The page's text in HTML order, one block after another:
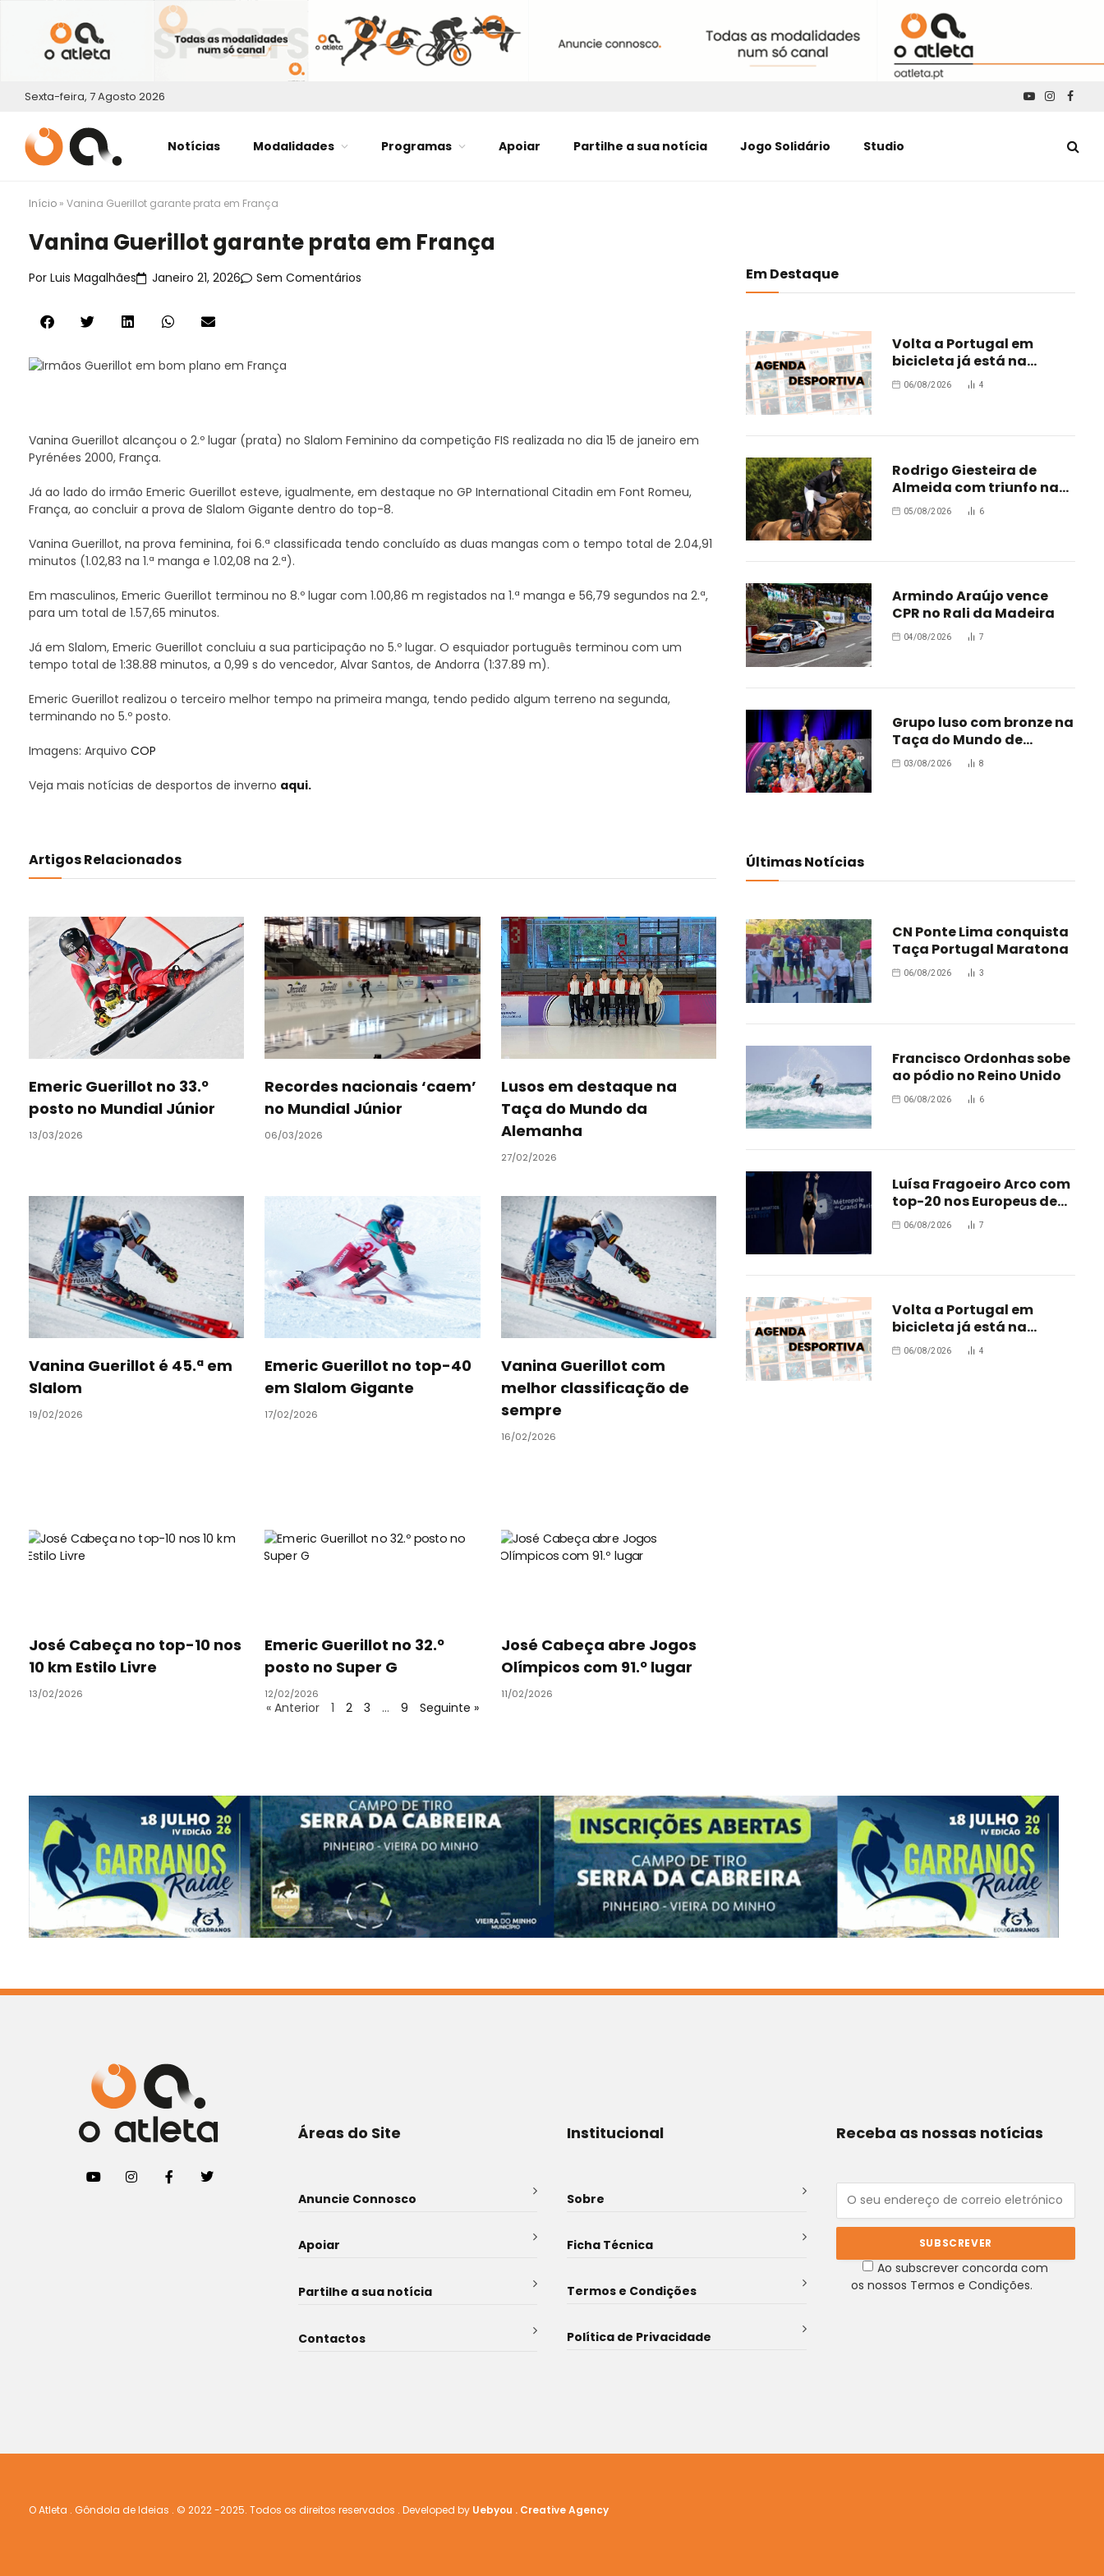
Sexta-feira, 7 Agosto 2026 YouTube
Notícias Modalidades Programas Apoiar Partilhe a sua notícia Jogo Solidário Studio
Início » Vanina Guerillot garante prata em França
Vanina Guerillot garante prata em França
Por Luis Magalhães Janeiro 21, 2026 Sem Comentários
Vanina Guerillot alcançou o 2.º lugar (prata) no Slalom Feminino da competição FIS realizada no dia 15 de janeiro em
Pyrénées 2000, França.
Já ao lado do irmão Emeric Guerillot esteve, igualmente, em destaque no GP International Citadin em Font Romeu,
França, ao concluir a prova de Slalom Gigante dentro do top-8.
Vanina Guerillot, na prova feminina, foi 6.ª classificada tendo concluído as duas mangas com o tempo total de 2.04,91
minutos (1.02,83 na 1.ª manga e 1.02,08 na 2.ª).
Em masculinos, Emeric Guerillot terminou no 8.º lugar com 1.00,86 m registados na 1.ª manga e 56,79 segundos na 2.ª,
para um total de 1.57,65 minutos.
Já em Slalom, Emeric Guerillot concluiu a sua participação no 5.º lugar. O esquiador português terminou com um
tempo total de 1:38.88 minutos, a 0,99 s do vencedor, Alvar Santos, de Andorra (1:37.89 m).
Emeric Guerillot realizou o terceiro melhor tempo na primeira manga, tendo pedido algum terreno na segunda,
terminando no 5.º posto.
Imagens: Arquivo COP
Veja mais notícias de desportos de inverno aqui.
Artigos Relacionados
Emeric Guerillot no 33.º
posto no Mundial Júnior
13/03/2026
Recordes nacionais ‘caem’
no Mundial Júnior
06/03/2026
Lusos em destaque na
Taça do Mundo da
Alemanha
27/02/2026
Vanina Guerillot é 45.ª em
Slalom
19/02/2026
Emeric Guerillot no top-40
em Slalom Gigante
17/02/2026
Vanina Guerillot com
melhor classificação de
sempre
16/02/2026
José Cabeça no top-10 nos
10 km Estilo Livre
13/02/2026
Emeric Guerillot no 32.º
posto no Super G
12/02/2026
José Cabeça abre Jogos
Olímpicos com 91.º lugar
11/02/2026
« Anterior 1 2 3 … 9 Seguinte »
Em Destaque
Volta a Portugal em
bicicleta já está na
estrada
06/08/2026 4
Rodrigo Giesteira de
Almeida com triunfo na
Bélgica
05/08/2026 6
Armindo Araújo vence
CPR no Rali da Madeira
04/08/2026 7
Grupo luso com bronze na
Taça do Mundo de
Oradea
03/08/2026 8
Últimas Notícias
CN Ponte Lima conquista
Taça Portugal Maratona
06/08/2026 3
Francisco Ordonhas sobe
ao pódio no Reino Unido
06/08/2026 6
Luísa Fragoeiro Arco com
top-20 nos Europeus de
Paris
06/08/2026 7
Volta a Portugal em
bicicleta já está na
estrada
06/08/2026 4
Áreas do Site
Anuncie Connosco
Apoiar
Partilhe a sua notícia
Contactos
Institucional
Sobre
Ficha Técnica
Termos e Condições
Política de Privacidade
Receba as nossas notícias
Ao subscrever concorda com
os nossos Termos e Condições.
O Atleta . Gôndola de Ideias . © 2022 -2025. Todos os direitos reservados . Developed by Uebyou . Creative Agency